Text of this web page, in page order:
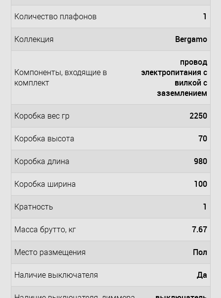
Количество плафонов 1
Коллекция Bergamo
Компоненты, входящие в
комплект
провод
электропитания с
вилкой с
заземлением
Коробка вес гр 2250
Коробка высота 70
Коробка длина 980
Коробка ширина 100
Кратность 1
Масса брутто, кг 7.67
Место размещения Пол
Наличие выключателя Да